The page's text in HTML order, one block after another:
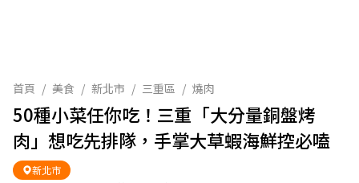
首頁 / 美食 / 新北市 / 三重區 / 燒肉
50種小菜任你吃！三重「大分量銅盤烤
肉」想吃先排隊，手掌大草蝦海鮮控必嗑
新北市